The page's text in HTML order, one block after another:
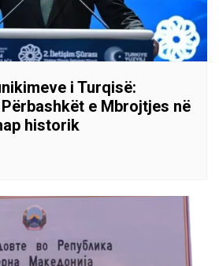
i Turqisë:
e Mbrojtjes në
historik